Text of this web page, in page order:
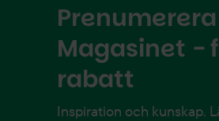
Magasinet -
rabatt
Inspiration och kunskap.